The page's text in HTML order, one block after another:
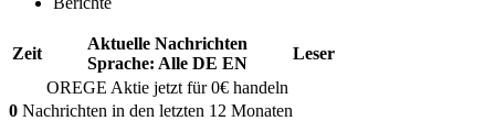
Zeit
Aktuelle Nachrichten
Sprache: Alle DE EN
Leser
OREGE Aktie jetzt für 0€ handeln
0 Nachrichten in den letzten 12 Monaten